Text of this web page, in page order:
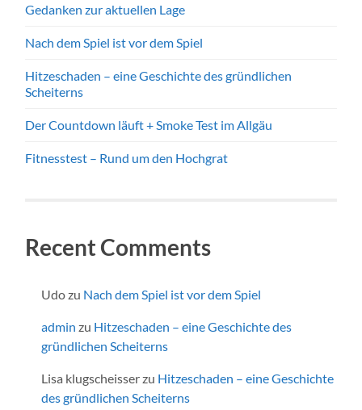
Gedanken zur aktuellen Lage
Nach dem Spiel ist vor dem Spiel
Hitzeschaden – eine Geschichte des gründlichen
Scheiterns
Der Countdown läuft + Smoke Test im Allgäu
Fitnesstest – Rund um den Hochgrat
Recent Comments
Udozu Nach dem Spiel ist vor dem Spiel
admin zu Hitzeschaden – eine Geschichte des
gründlichen Scheiterns
Lisa klugscheisserzu Hitzeschaden – eine Geschichte
des gründlichen Scheiterns